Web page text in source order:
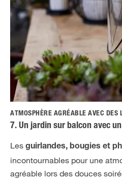
ATMOSPHÈRE AGRÉABLE AVEC DES
7. Un jardin sur balcon avec
Les guirlandes, bougies et
incontournables pour une
agréable lors des douces